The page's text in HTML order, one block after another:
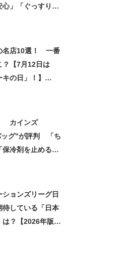
」「ぐっすり眠
名店10選！ 一番
？【7月12日は
の日」！】
カインズ
ッグ”が評判 「ち
保冷剤を止めるベ
ションズリーグ日
待している「日本
は？【2026年版・